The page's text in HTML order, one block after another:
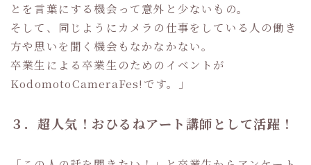
とを言葉にする機会って意外と少ないもの。
そして、同じようにカメラの仕事をしている人の働き
方や思いを聞く機会もなかなかない。
卒業生による卒業生のためのイベントが
KodomotoCameraFes!です。」
３．超人気！おひるねアート講師として活躍！